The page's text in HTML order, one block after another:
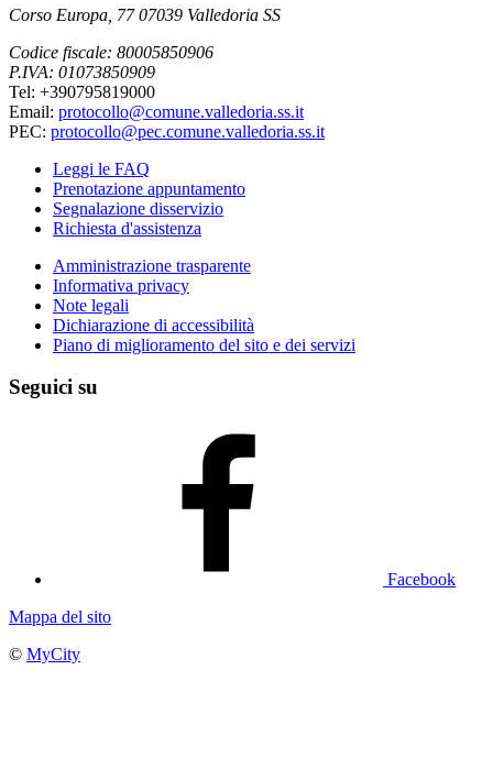
Corso Europa, 77 07039 Valledoria SS
Codice fiscale: 80005850906
P.IVA: 01073850909
Tel: +390795819000
Email: protocollo@comune.valledoria.ss.it
PEC: protocollo@pec.comune.valledoria.ss.it
Leggi le FAQ
Prenotazione appuntamento
Segnalazione disservizio
Richiesta d'assistenza
Amministrazione trasparente
Informativa privacy
Note legali
Dichiarazione di accessibilità
Piano di miglioramento del sito e dei servizi
Seguici su
Facebook
Mappa del sito
© MyCity